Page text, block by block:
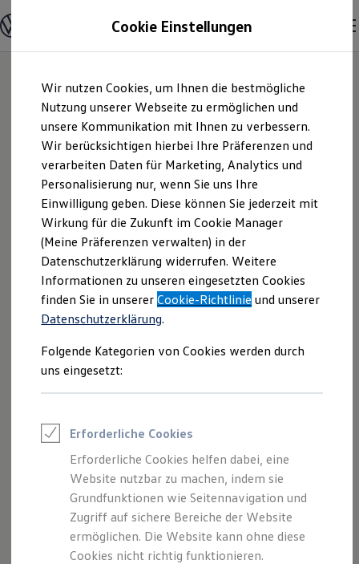
Hauptinhalt
springen
Footer
springen
Modelle & Konfigurator
Nutzfahrzeugkategorien entdecken
Modelle konfigurieren
Vorgängermodelle und Oldtimer
Vorgängermodelle
Oldtimer
Bulli Historie
Branchenlösungen & Gewerbekunden
Umbaulösungen und Hersteller finden
Auf- und Umbauten entdecken & konfigurieren
Groß- und Sonderkunden
Großkunden
Kommunen & Behörden
Journalisten
Sportvereine
Branchenlösungen
Bau & Handwerk
Gewerbliche Personenbeförderung
Service & mobile Werkstätten
Kurier, Logistik & Handel
Feuerwehr
Rettungsdienste
ONE Business ID Vorteile
Fahrzeugsuche & Marktplatz
Digitaler Marktplatz
Kauf & Finanzierung
Online-Fahrzeugbewertung
Aktionen & Angebote
E-Auto-Förderung
Für Privatkunden
Für Gewerbekunden
Profi Paket
TopDeal
Eskildsen GmbH &
Co. KG | Impressum
& Rechtliches
Hier finden Sie Informationen über die
Eskildsen GmbH & Co. KG als
verantwortliche Anbieterin von Inhalten
und Angeboten, die auf dieser Webseite
speziell aufgeführt sind.
Impressum
Datenschutzerklärung
Impressum
Cookie Einstellungen
Wir nutzen Cookies, um Ihnen die bestmögliche
Nutzung unserer Webseite zu ermöglichen und
unsere Kommunikation mit Ihnen zu verbessern.
Wir berücksichtigen hierbei Ihre Präferenzen und
verarbeiten Daten für Marketing, Analytics und
Personalisierung nur, wenn Sie uns Ihre
Einwilligung geben. Diese können Sie jederzeit mit
Wirkung für die Zukunft im Cookie Manager
(Meine Präferenzen verwalten) in der
Datenschutzerklärung widerrufen. Weitere
Informationen zu unseren eingesetzten Cookies
finden Sie in unsererCookie-Richtlinie und unserer
Datenschutzerklärung.
Folgende Kategorien von Cookies werden durch
uns eingesetzt:
Erforderliche Cookies
Erforderliche Cookies helfen dabei, eine
Website nutzbar zu machen, indem sie
Grundfunktionen wie Seitennavigation und
Zugriff auf sichere Bereiche der Website
ermöglichen. Die Website kann ohne diese
Cookies nicht richtig funktionieren.